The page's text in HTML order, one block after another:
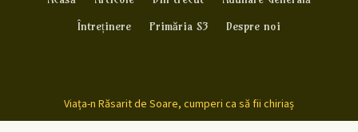
Întreținere
Primăria S3 Despre noi
Viața-n Răsarit de Soare, cumperi ca să fii chiriaș